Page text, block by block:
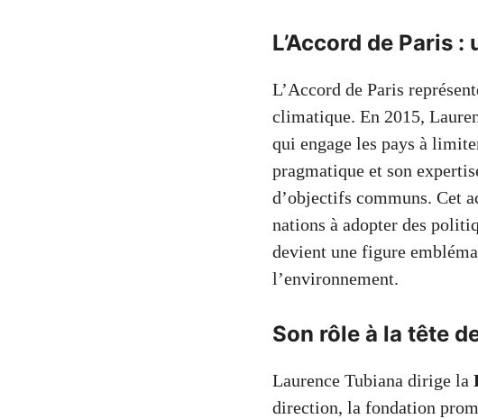
L’Accord de Paris
L’Accord de Paris
climatique. En 2015,
qui engage les pays à
pragmatique et son
d’objectifs communs. Cet
nations à adopter des
devient une figure
l’environnement.
Son rôle à la tête
Laurence Tubiana dirige la
direction, la fondation